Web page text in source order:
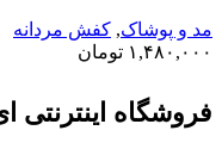
مد و پوشاک, کفش مردانه
۱,۴۸۰,۰۰۰ تومان
فروشگاه اینترنتی